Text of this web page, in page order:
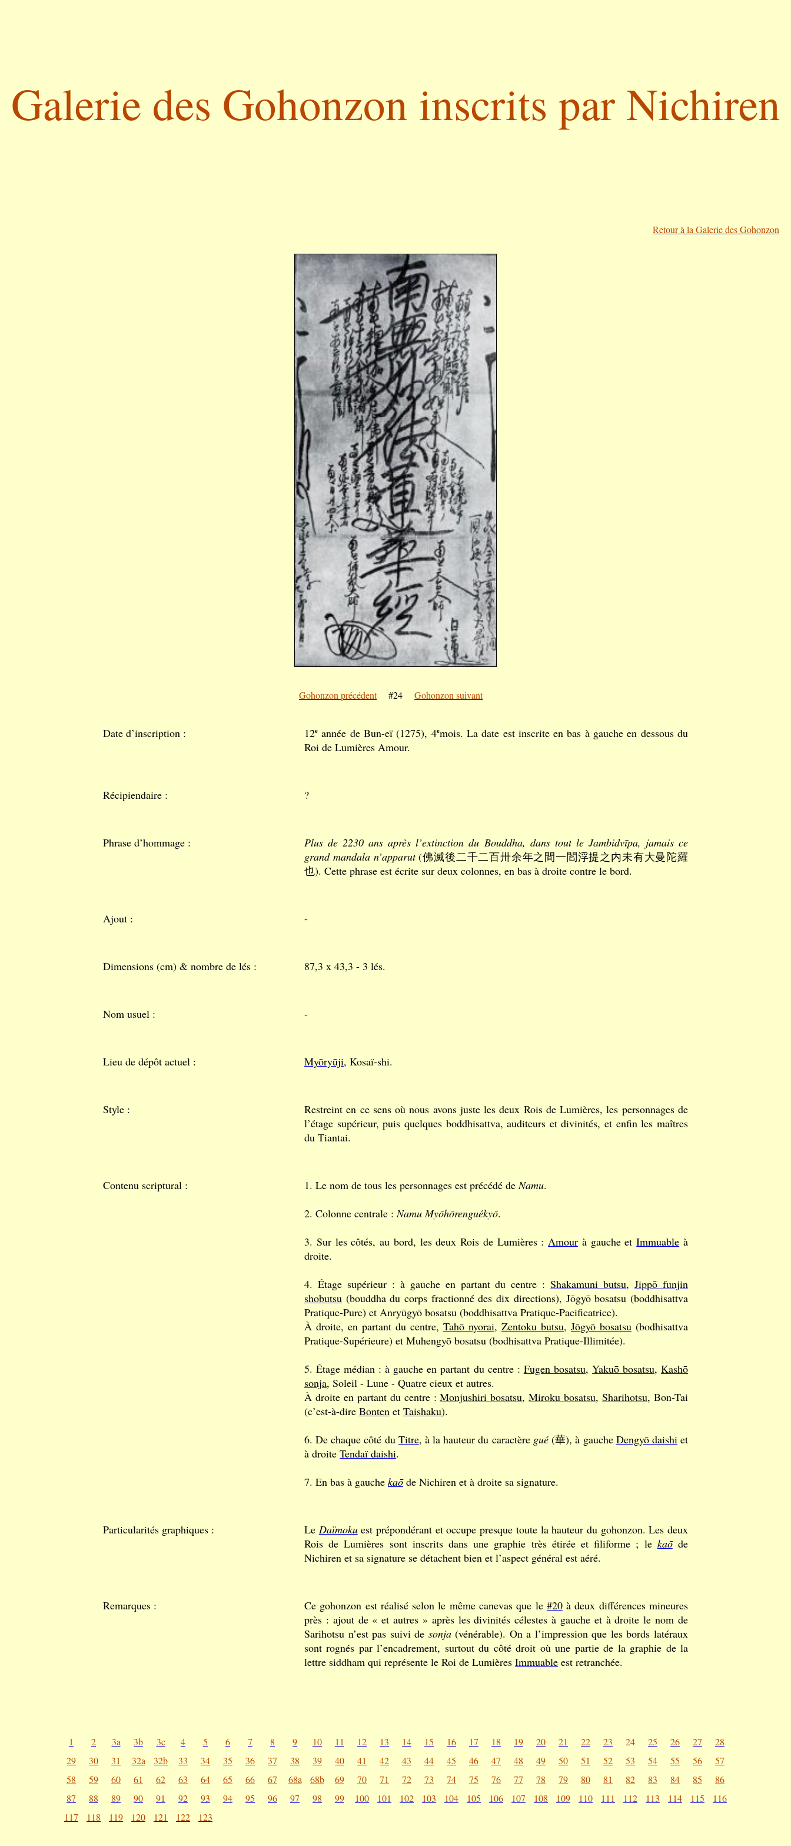
Galerie des Gohonzon inscrits par Nichiren
Retour à la Galerie des Gohonzon
Gohonzon précédent #24 Gohonzon suivant
Date d’inscription : 12e année de Bun-eï (1275), 4emois. La date est inscrite en bas à gauche en dessous du
Roi de Lumières Amour.
Récipiendaire : ?
Phrase d’hommage :
Plus de 2230 ans après l’extinction du Bouddha, dans tout le Jambidvīpa, jamais ce
grand mandala n’apparut(佛滅後二千二百卅余年之間一閻浮提之内未有大曼陀羅
也). Cette phrase est écrite sur deux colonnes, en bas à droite contre le bord.
Ajout : -
Dimensions (cm) & nombre de lés : 87,3 x 43,3 - 3 lés.
Nom usuel : -
Lieu de dépôt actuel : Myōryūji, Kosaï-shi.
Style :
Restreint en ce sens où nous avons juste les deux Rois de Lumières, les personnages de
l’étage supérieur, puis quelques boddhisattva, auditeurs et divinités, et enfin les maîtres
du Tiantai.
Contenu scriptural : 1. Le nom de tous les personnages est précédé deNamu.
2. Colonne centrale : Namu Myōhōrenguékyō.
3. Sur les côtés, au bord, les deux Rois de Lumières :Amour à gauche etImmuable à
droite.
4. Étage supérieur : à gauche en partant du centre :Shakamuni butsu,Jippō funjin
shobutsu (bouddha du corps fractionné des dix directions), Jōgyō bosatsu (boddhisattva
Pratique-Pure) et Anryūgyō bosatsu (boddhisattva Pratique-Pacificatrice).
À droite, en partant du centre, Tahō nyorai, Zentoku butsu, Jōgyō bosatsu (bodhisattva
Pratique-Supérieure) et Muhengyō bosatsu (bodhisattva Pratique-Illimitée).
5. Étage médian : à gauche en partant du centre : Fugen bosatsu, Yakuō bosatsu,Kashō
sonja, Soleil - Lune - Quatre cieux et autres.
À droite en partant du centre :Monjushiri bosatsu,Miroku bosatsu,Sharihotsu, Bon-Tai
(c’est-à-dire Bonten et Taishaku).
6. De chaque côté du Titre, à la hauteur du caractère gué(華), à gauche Dengyō daishiet
à droite Tendaï daishi.
7. En bas à gauche kaōde Nichiren et à droite sa signature.
Particularités graphiques : Le Daïmokuest prépondérant et occupe presque toute la hauteur du gohonzon. Les deux
Rois de Lumières sont inscrits dans une graphie très étirée et filiforme ; le kaōde
Nichiren et sa signature se détachent bien et l’aspect général est aéré.
Remarques : Ce gohonzon est réalisé selon le même canevas que le #20à deux différences mineures
près : ajout de « et autres » après les divinités célestes à gauche et à droite le nom de
Sarihotsu n’est pas suivi de sonja(vénérable). On a l’impression que les bords latéraux
sont rognés par l’encadrement, surtout du côté droit où une partie de la graphie de la
lettre siddham qui représente le Roi de Lumières Immuable est retranchée.
1 2 3a 3b 3c 4 5 6 7 8 9 10 11 12 13 14 15 16 17 18 19 20 21 22 23 24 25 26 27
28
29
30 31 32a 32b 33 34 35 36 37 38 39 40 41 42 43 44 45 46 47 48 49 50 51 52 53 54 55 56
57
58
59 60 61 62 63 64 65 66 67 68a 68b 69 70 71 72 73 74 75 76 77 78 79 80 81 82 83 84 85
86
87
88 89 90 91 92 93 94 95 96 97 98 99 100 101 102 103 104 105 106 107 108 109 110 111 112 113 114 115
116
117
118 119 120 121 122 123